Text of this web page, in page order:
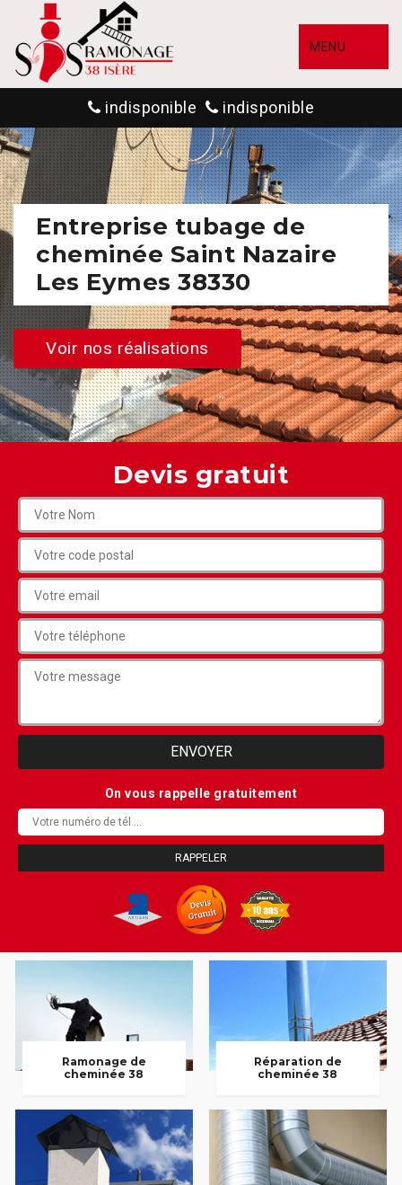
MENU
indisponible indisponible
Entreprise tubage de
cheminée Saint Nazaire
Les Eymes 38330
Voir nos réalisations
Devis gratuit
On vous rappelle gratuitement
Ramonage de
cheminée 38
Réparation de
cheminée 38